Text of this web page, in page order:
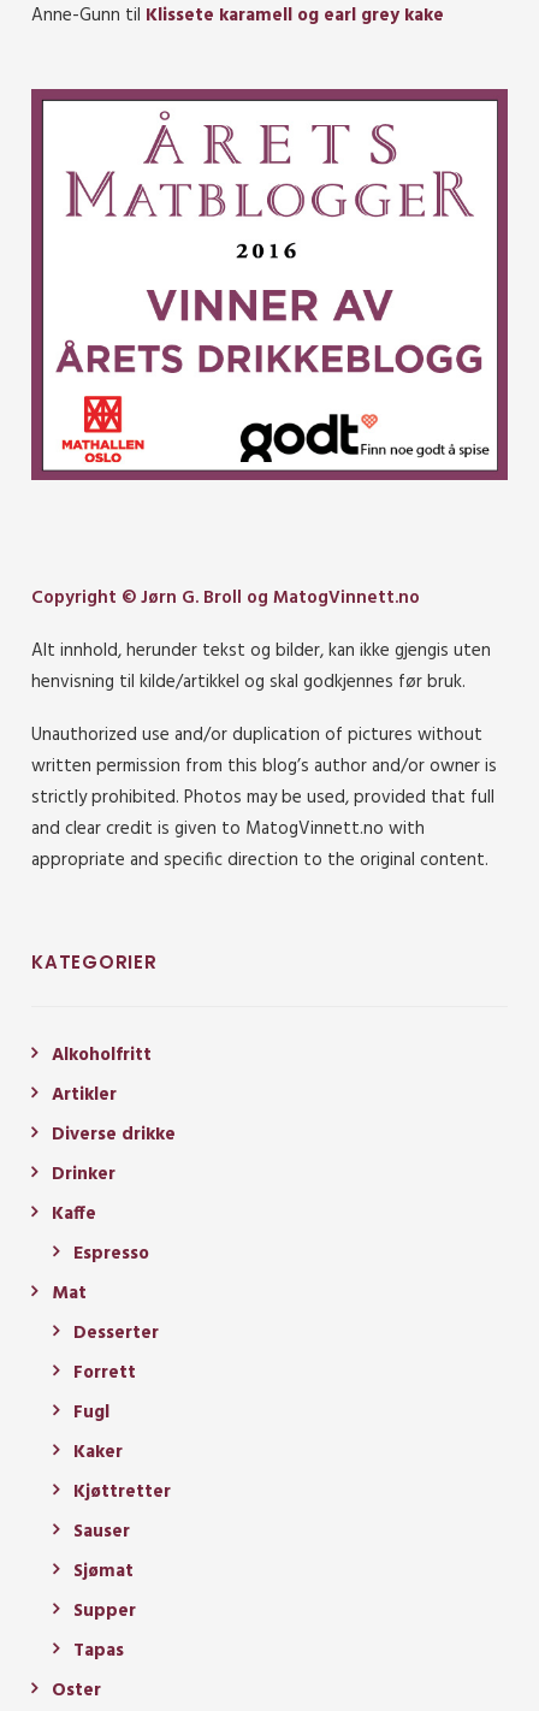
Anne-Gunn til Klissete karamell og earl grey kake
Copyright © Jørn G. Broll og MatogVinnett.no
Alt innhold, herunder tekst og bilder, kan ikke gjengis uten
henvisning til kilde/artikkel og skal godkjennes før bruk.
Unauthorized use and/or duplication of pictures without
written permission from this blog’s author and/or owner is
strictly prohibited. Photos may be used, provided that full
and clear credit is given to MatogVinnett.no with
appropriate and specific direction to the original content.
KATEGORIER
Alkoholfritt
Artikler
Diverse drikke
Drinker
Kaffe
Espresso
Mat
Desserter
Forrett
Fugl
Kaker
Kjøttretter
Sauser
Sjømat
Supper
Tapas
Oster